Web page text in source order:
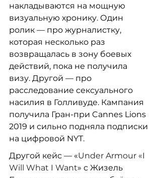
накладываются на мощную
визуальную хронику. Один
ролик — про журналистку,
которая несколько раз
возвращалась в зону боевых
действий, пока не получила
визу. Другой — про
расследование сексуального
насилия в Голливуде. Кампания
получила Гран-при Cannes Lions
2019 и сильно подняла подписки
на цифровой NYT.
Другой кейс — «Under Armour «I
Will What I Want» с Жизель